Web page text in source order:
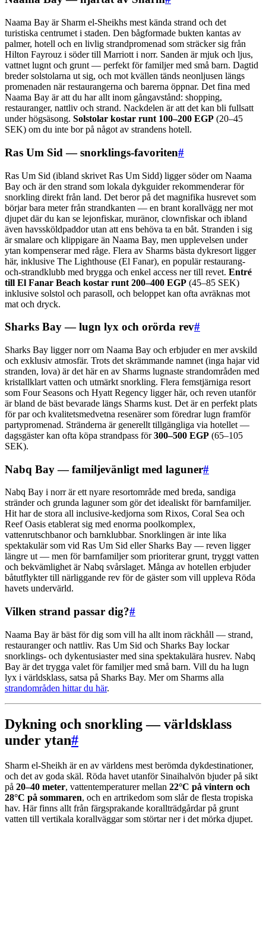
Naama Bay är Sharm el-Sheikhs mest kända strand och det
turistiska centrumet i staden. Den bågformade bukten kantas av
palmer, hotell och en livlig strandpromenad som sträcker sig från
Hilton Fayrouz i söder till Marriott i norr. Sanden är mjuk och ljus,
vattnet lugnt och grunt — perfekt för familjer med små barn. Dagtid
breder solstolarna ut sig, och mot kvällen tänds neonljusen längs
promenaden när restaurangerna och barerna öppnar. Det fina med
Naama Bay är att du har allt inom gångavstånd: shopping,
restauranger, nattliv och strand. Nackdelen är att det kan bli fullsatt
under högsäsong. Solstolar kostar runt 100–200 EGP (20–45
SEK) om du inte bor på något av strandens hotell.
Ras Um Sid — snorklings-favoriten#
Ras Um Sid (ibland skrivet Ras Um Sidd) ligger söder om Naama
Bay och är den strand som lokala dykguider rekommenderar för
snorkling direkt från land. Det beror på det magnifika husrevet som
börjar bara meter från strandkanten — en brant korallvägg ner mot
djupet där du kan se lejonfiskar, muränor, clownfiskar och ibland
även havssköldpaddor utan att ens behöva ta en båt. Stranden i sig
är smalare och klippigare än Naama Bay, men upplevelsen under
ytan kompenserar med råge. Flera av Sharms bästa dykresort ligger
här, inklusive The Lighthouse (El Fanar), en populär restaurang-
och-strandklubb med brygga och enkel access ner till revet. Entré
till El Fanar Beach kostar runt 200–400 EGP (45–85 SEK)
inklusive solstol och parasoll, och beloppet kan ofta avräknas mot
mat och dryck.
Sharks Bay — lugn lyx och orörda rev#
Sharks Bay ligger norr om Naama Bay och erbjuder en mer avskild
och exklusiv atmosfär. Trots det skrämmande namnet (inga hajar vid
stranden, lova) är det här en av Sharms lugnaste strandområden med
kristallklart vatten och utmärkt snorkling. Flera femstjärniga resort
som Four Seasons och Hyatt Regency ligger här, och reven utanför
är bland de bäst bevarade längs Sharms kust. Det är en perfekt plats
för par och kvalitetsmedvetna resenärer som föredrar lugn framför
partypromenad. Stränderna är generellt tillgängliga via hotellet —
dagsgäster kan ofta köpa strandpass för300–500 EGP (65–105
SEK).
Nabq Bay — familjevänligt med laguner#
Nabq Bay i norr är ett nyare resortområde med breda, sandiga
stränder och grunda laguner som gör det idealiskt för barnfamiljer.
Hit har de stora all inclusive-kedjorna som Rixos, Coral Sea och
Reef Oasis etablerat sig med enorma poolkomplex,
vattenrutschbanor och barnklubbar. Snorklingen är inte lika
spektakulär som vid Ras Um Sid eller Sharks Bay — reven ligger
längre ut — men för barnfamiljer som prioriterar grunt, tryggt vatten
och bekvämlighet är Nabq svårslaget. Många av hotellen erbjuder
båtutflykter till närliggande rev för de gäster som vill uppleva Röda
havets undervärld.
Vilken strand passar dig?#
Naama Bay är bäst för dig som vill ha allt inom räckhåll — strand,
restauranger och nattliv. Ras Um Sid och Sharks Bay lockar
snorklings- och dykentusiaster med sina spektakulära husrev. Nabq
Bay är det trygga valet för familjer med små barn. Vill du ha lugn
lyx i världsklass, satsa på Sharks Bay. Mer om Sharms alla
strandområden hittar du här.
Dykning och snorkling — världsklass
under ytan#
Sharm el-Sheikh är en av världens mest berömda dykdestinationer,
och det av goda skäl. Röda havet utanför Sinaihalvön bjuder på sikt
på 20–40 meter, vattentemperaturer mellan 22°C på vintern och
28°C på sommaren, och en artrikedom som slår de flesta tropiska
hav. Här finns allt från färgsprakande korallträdgårdar på grunt
vatten till vertikala korallväggar som störtar ner i det mörka djupet.